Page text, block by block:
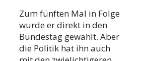
Zum fünften Mal in Folge
wurde er direkt in den
Bundestag gewählt. Aber
die Politik hat ihn auch